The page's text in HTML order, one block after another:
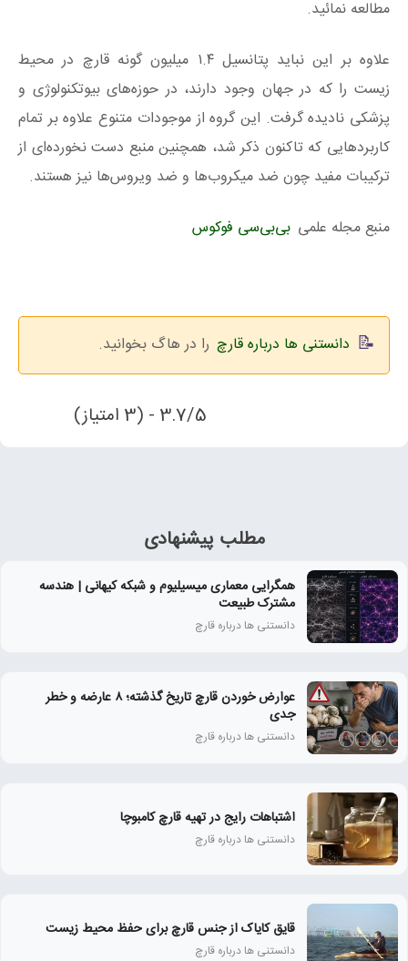
مطالعه نمائید.
علاوه بر این نباید پتانسیل ۱.۴ میلیون گونه قارچ‌ در محیط
زیست را که در جهان وجود دارند، در حوزه‌های بیوتکنولوژی و
پزشکی نادیده گرفت. این گروه از موجودات متنوع علاوه بر تمام
کاربردهایی که تاکنون ذکر شد، همچنین منبع دست نخورده‌ای از
ترکیبات مفید چون ضد میکروب‌ها و ضد ویروس‌ها نیز هستند.
منبع مجله علمی بی‌بی‌سی فوکوس
دانستنی ها درباره قارچ را در هاگ بخوانید.
3.7/5 - (3 امتیاز)
مطلب پیشنهادی
همگرایی معماری میسیلیوم و شبکه کیهانی | هندسه
مشترک طبیعت
دانستنی ها درباره قارچ
عوارض خوردن قارچ تاریخ‌ گذشته؛ ۸ عارضه و خطر
جدی
دانستنی ها درباره قارچ
اشتباهات رایج در تهیه قارچ کامبوچا
دانستنی ها درباره قارچ
قایق کایاک از جنس قارچ برای حفظ محیط زیست
دانستنی ها درباره قارچ